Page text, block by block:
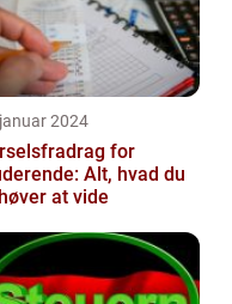
2024
for
Alt, hvad du
at vide